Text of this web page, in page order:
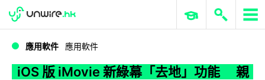
WWDC 2026 ERP 與商業 AI
應用軟件 應用軟件
iOS 版 iMovie 新綠幕「去地」功能 親